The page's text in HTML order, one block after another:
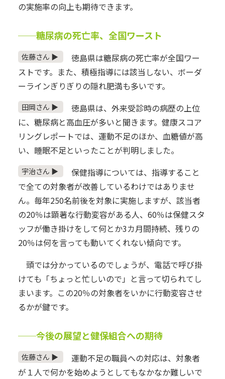
の実施率の向上も期待できます。
──糖尿病の死亡率、全国ワースト
佐藤さん ▶
徳島県は糖尿病の死亡率が全国ワー
ストです。また、積極指導には該当しない、ボーダ
ーラインぎりぎりの隠れ肥満も多いです。
田岡さん ▶
徳島県は、外来受診時の病歴の上位
に、糖尿病と高血圧が多いと聞きます。健康スコア
リングレポートでは、運動不足のほか、血糖値が高
い、睡眠不足といったことが判明しました。
宇治さん ▶
保健指導については、指導すること
で全ての対象者が改善しているわけではありませ
ん。毎年250名前後を対象に実施しますが、該当者
の20％は顕著な行動変容がある人、60％は保健スタ
ッフが働き掛けをして何とか3カ月間持続、残りの
20％は何を言っても動いてくれない傾向です。
頭では分かっているのでしょうが、電話で呼び掛
けても「ちょっと忙しいので」と言って切られてし
まいます。この20％の対象者をいかに行動変容させ
るかが鍵です。
──今後の展望と健保組合への期待
佐藤さん ▶
運動不足の職員への対応は、対象者
が１人で何かを始めようとしてもなかなか難しいで